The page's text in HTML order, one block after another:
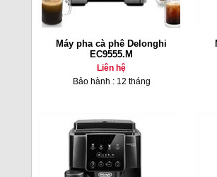
Máy pha cà phê Delonghi
EC9555.M
Liên hệ
Bảo hành : 12 tháng